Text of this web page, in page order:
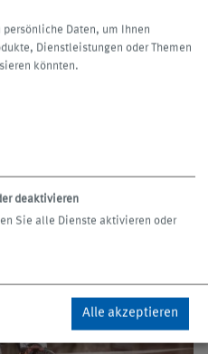
in der Natur und fahre
Daten, um Ihnen
Dienstleistungen oder Themen
könnten.
deaktivieren
Sie alle Dienste aktivieren oder
Alle akzeptieren